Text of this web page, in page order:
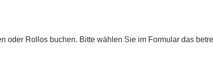
oder Rollos buchen. Bitte wählen Sie im Formular das